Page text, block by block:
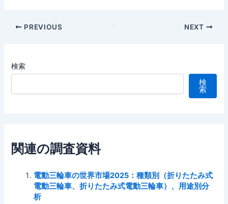
Post
PREVIOUS NEXT
検索
検
索
関連の調査資料
電動三輪車の世界市場2025：種類別（折りたたみ式
電動三輪車、折りたたみ式電動三輪車）、用途別分
析